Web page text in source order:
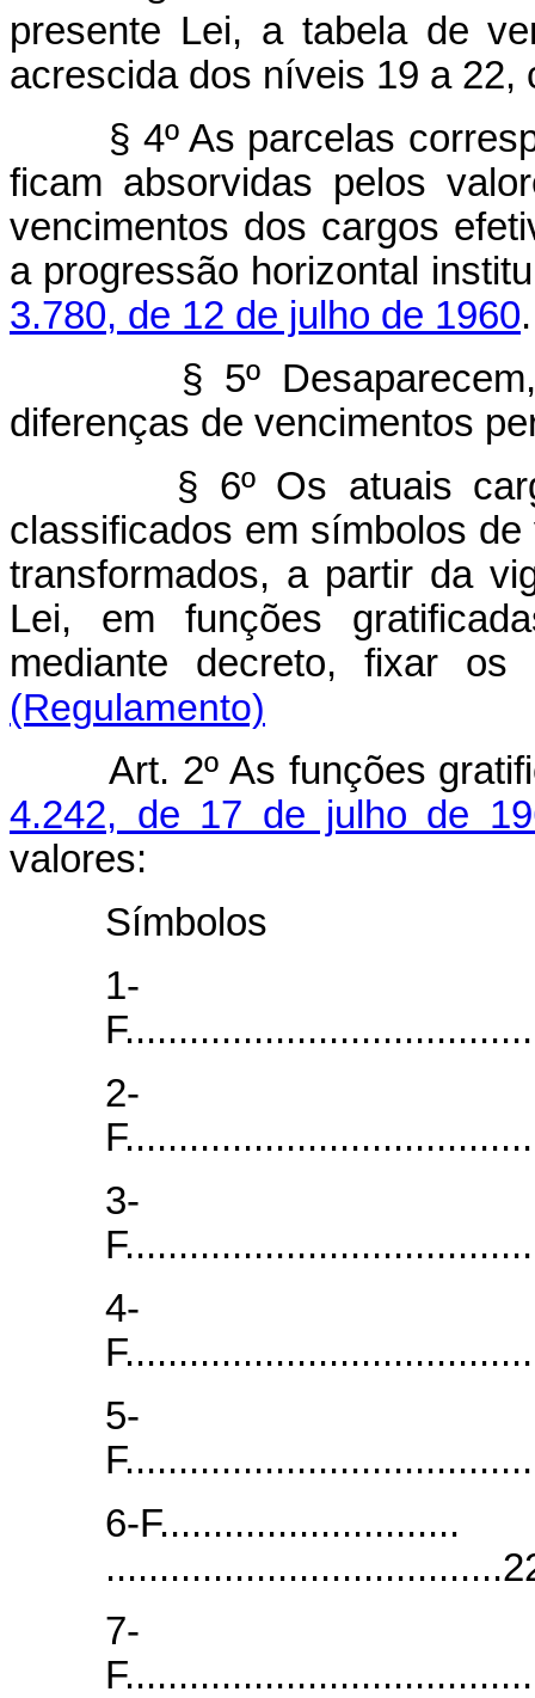
presente Lei, a tabela de
acrescida dos níveis 19 a
§ 4º As parcelas
ficam absorvidas pelos
vencimentos dos cargos
a progressão horizontal
3.780, de 12 de julho de 1960.
§ 5º
diferenças de vencimentos
§ 6º Os atuais
classificados em símbolos
transformados, a partir da
Lei, em funções
mediante decreto,
(Regulamento)
Art. 2º As funções
4.242, de 17 de julho de
valores:
1-
2-
3-
4-
5-
6-
7-